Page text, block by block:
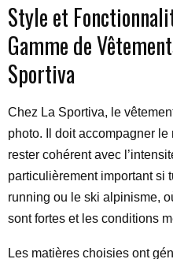
Style et
Gamme de
Sportiva
Chez La Sportiva, le
photo. Il doit accompagner
rester cohérent avec
particulièrement important si
running ou le ski alpinisme,
sont fortes et les conditions
Les matières choisies ont